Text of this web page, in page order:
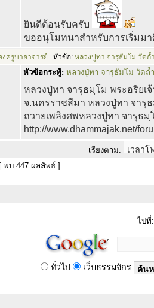
ยินดีต้อนรับครับ
ขออนุโมทนาสำหรับการเริ่มม
ครูบาอาจารย์ หัวข้อ: หลวงปู่ทา จารุธัมโม วัด
หัวข้อกระทู้: หลวงปู่ทา จารุธัมโม วัด
หลวงปู่ทา จารุธมฺโม พระอริย
จ.นครราชสีมา หลวงปู่ทา จารุ
ถวายเพลิงศพหลวงปู่ทา จารุธ
http://www.dhammajak.net/
เรียงตาม:
[ พบ 447 ผลลัพธ์ ]
ไปที่:
ทั่วไป เว็บธรรมจักร